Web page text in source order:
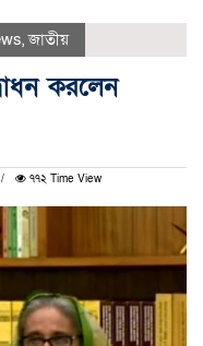
,জাতীয়
করলেন
৭৭২ Time View